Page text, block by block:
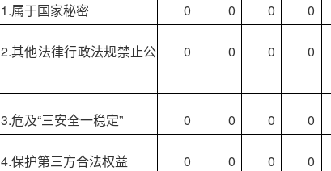
1.属于国家秘密 0 0 0 0
2.其他法律行政法规禁止公
0 0 0 0
3.危及“三安全一稳定” 0 0 0 0
4.保护第三方合法权益 0 0 0 0